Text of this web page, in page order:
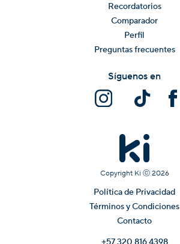
Recordatorios
Comparador
Perfil
Preguntas frecuentes
Copyright Ki ⓒ 2026
Política de Privacidad
Términos y Condiciones
Contacto
Síguenos en